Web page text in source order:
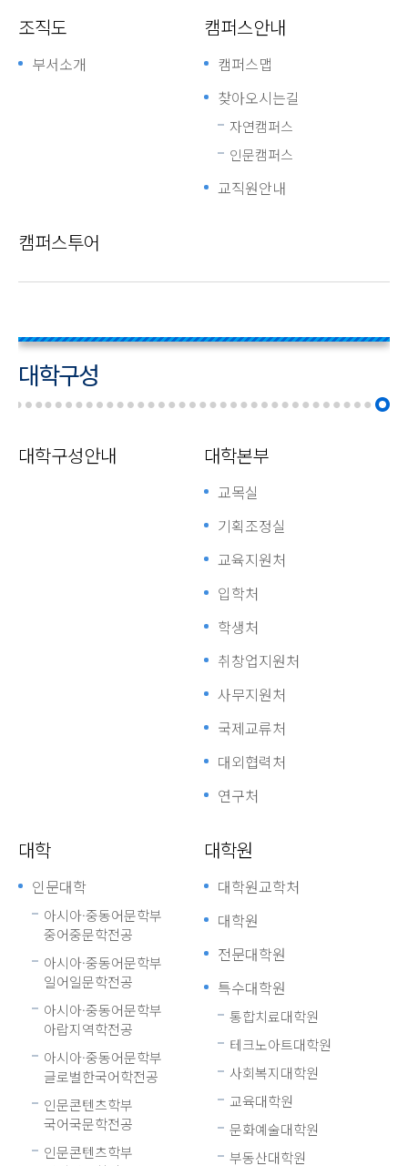
조직도
부서소개
캠퍼스안내
캠퍼스맵
찾아오시는길
자연캠퍼스
인문캠퍼스
교직원안내
캠퍼스투어
대학구성
대학구성안내 대학본부
교목실
기획조정실
교육지원처
입학처
학생처
취창업지원처
사무지원처
국제교류처
대외협력처
연구처
대학
인문대학
아시아·중동어문학부
중어중문학전공
아시아·중동어문학부
일어일문학전공
아시아·중동어문학부
아랍지역학전공
아시아·중동어문학부
글로벌한국어학전공
인문콘텐츠학부
국어국문학전공
인문콘텐츠학부
대학원
대학원교학처
대학원
전문대학원
특수대학원
통합치료대학원
테크노아트대학원
사회복지대학원
교육대학원
문화예술대학원
부동산대학원